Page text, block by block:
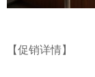
【促销详情】